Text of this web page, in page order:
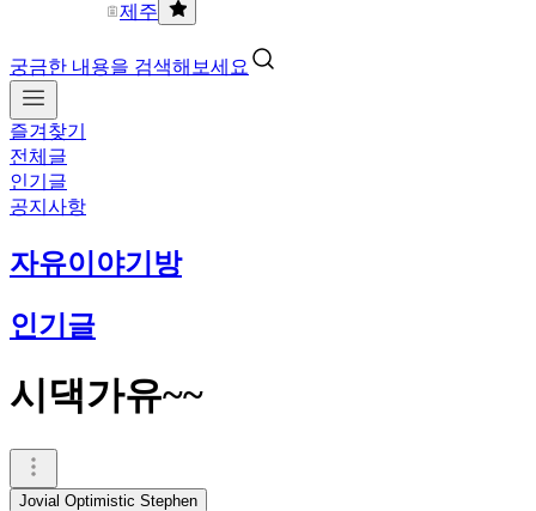
제주
궁금한 내용을 검색해보세요
즐겨찾기
전체글
인기글
공지사항
자유이야기방
인기글
시댁가유~~
Jovial Optimistic Stephen